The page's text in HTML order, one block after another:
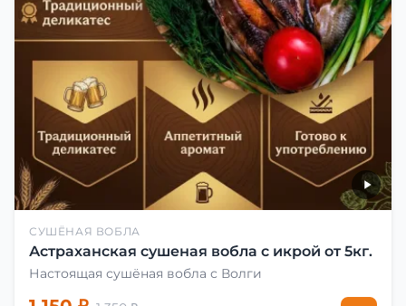
СУШЁНАЯ ВОБЛА
Астраханская сушеная вобла с икрой от 5кг.
Настоящая сушёная вобла с Волги